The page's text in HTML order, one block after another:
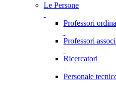
Le Persone
Professori
Professori
Ricercatori
Personale